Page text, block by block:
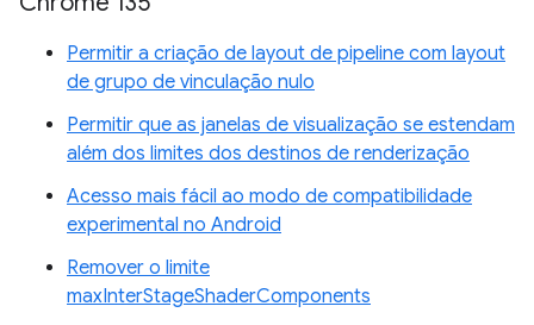
Permitir a criação de layout de pipeline com layout
de grupo de vinculação nulo
Permitir que as janelas de visualização se estendam
além dos limites dos destinos de renderização
Acesso mais fácil ao modo de compatibilidade
experimental no Android
Remover o limite
maxInterStageShaderComponents